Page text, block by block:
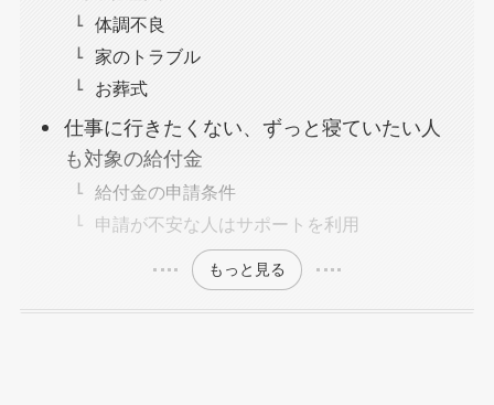
体調不良
家のトラブル
お葬式
仕事に行きたくない、ずっと寝ていたい人
も対象の給付金
給付金の申請条件
申請が不安な人はサポートを利用
もっと見る